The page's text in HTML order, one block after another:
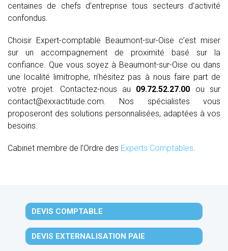
centaines de chefs d’entreprise tous secteurs d’activité
confondus.
Choisir Expert-comptable Beaumont-sur-Oise c’est miser
sur un accompagnement de proximité basé sur la
confiance. Que vous soyez à Beaumont-sur-Oise ou dans
une localité limitrophe, n’hésitez pas à nous faire part de
votre projet. Contactez-nous au 09.72.52.27.00 ou sur
contact@exxactitude.com. Nos spécialistes vous
proposeront des solutions personnalisées, adaptées à vos
besoins.
Cabinet membre de l’Ordre des Experts Comptables
DEVIS COMPTABLE
DEVIS EXTERNALISATION PAIE